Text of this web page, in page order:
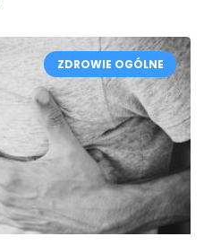
ZDROWIE OGÓLNE